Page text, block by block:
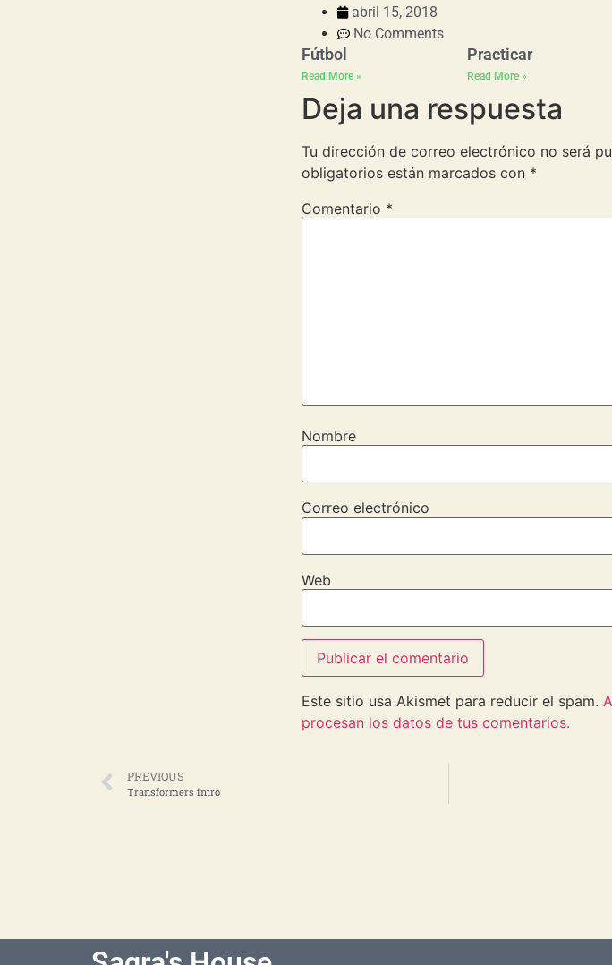
abril 15, 2018
No Comments
Fútbol
Read More »
Practicar
Read More »
Deja una respuesta
Tu dirección de correo electrónico no será
obligatorios están marcados con *
Comentario *
Nombre
Correo electrónico
Web
Este sitio usa Akismet para reducir el spam.
procesan los datos de tus comentarios.
PREVIOUS
Transformers intro